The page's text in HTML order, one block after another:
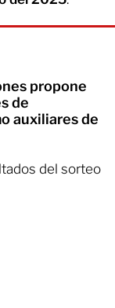
propone
de
auxiliares de
del sorteo